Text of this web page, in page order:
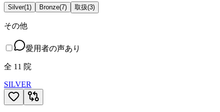
Silver(1) Bronze(7) 取扱(3)
その他
愛用者の声あり
全 11 院
SILVER